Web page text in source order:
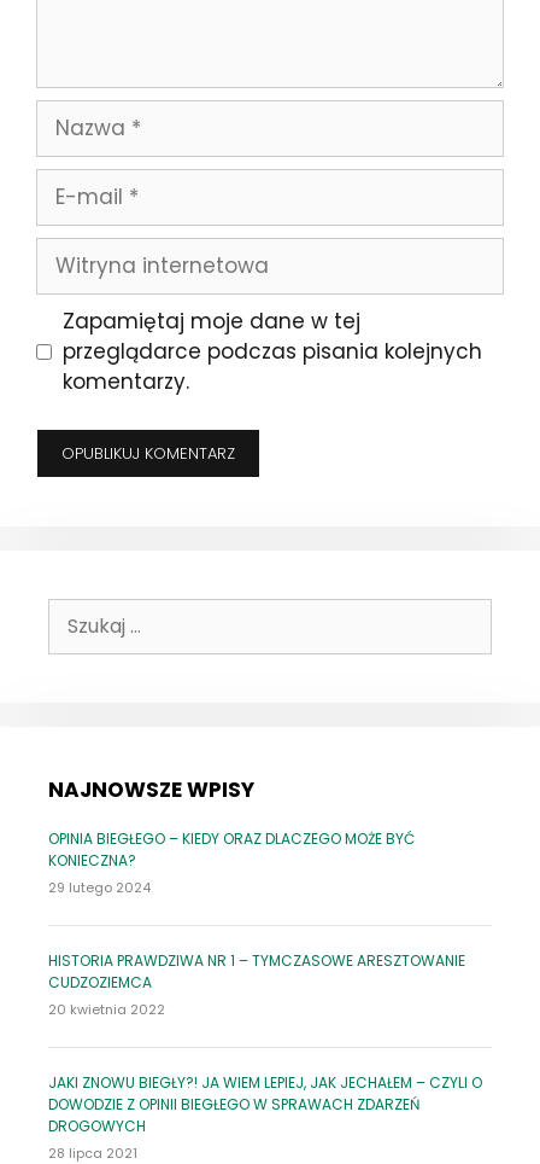
Nazwa
mail
Witryna
internetowa
Zapamiętaj moje dane w tej
przeglądarce podczas pisania kolejnych
komentarzy.
Szukaj:
NAJNOWSZE WPISY
OPINIA BIEGŁEGO – KIEDY ORAZ DLACZEGO MOŻE BYĆ
KONIECZNA?
29 lutego 2024
HISTORIA PRAWDZIWA NR 1 – TYMCZASOWE ARESZTOWANIE
CUDZOZIEMCA
20 kwietnia 2022
JAKI ZNOWU BIEGŁY?! JA WIEM LEPIEJ, JAK JECHAŁEM – CZYLI O
DOWODZIE Z OPINII BIEGŁEGO W SPRAWACH ZDARZEŃ
DROGOWYCH
28 lipca 2021